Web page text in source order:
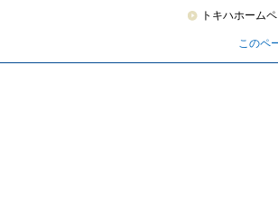
トキハホーム
このペ